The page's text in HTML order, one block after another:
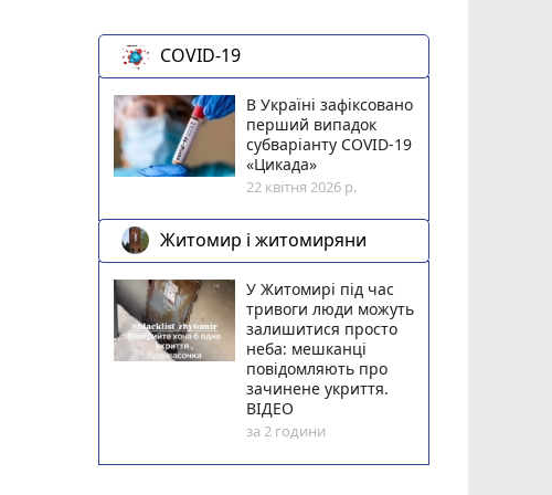
COVID-19
В Україні зафіксовано
перший випадок
субваріанту COVID-19
«Цикада»
22 квітня 2026 р.
Житомир і житомиряни
У Житомирі під час
тривоги люди можуть
залишитися просто
неба: мешканці
повідомляють про
зачинене укриття.
ВІДЕО
за 2 години